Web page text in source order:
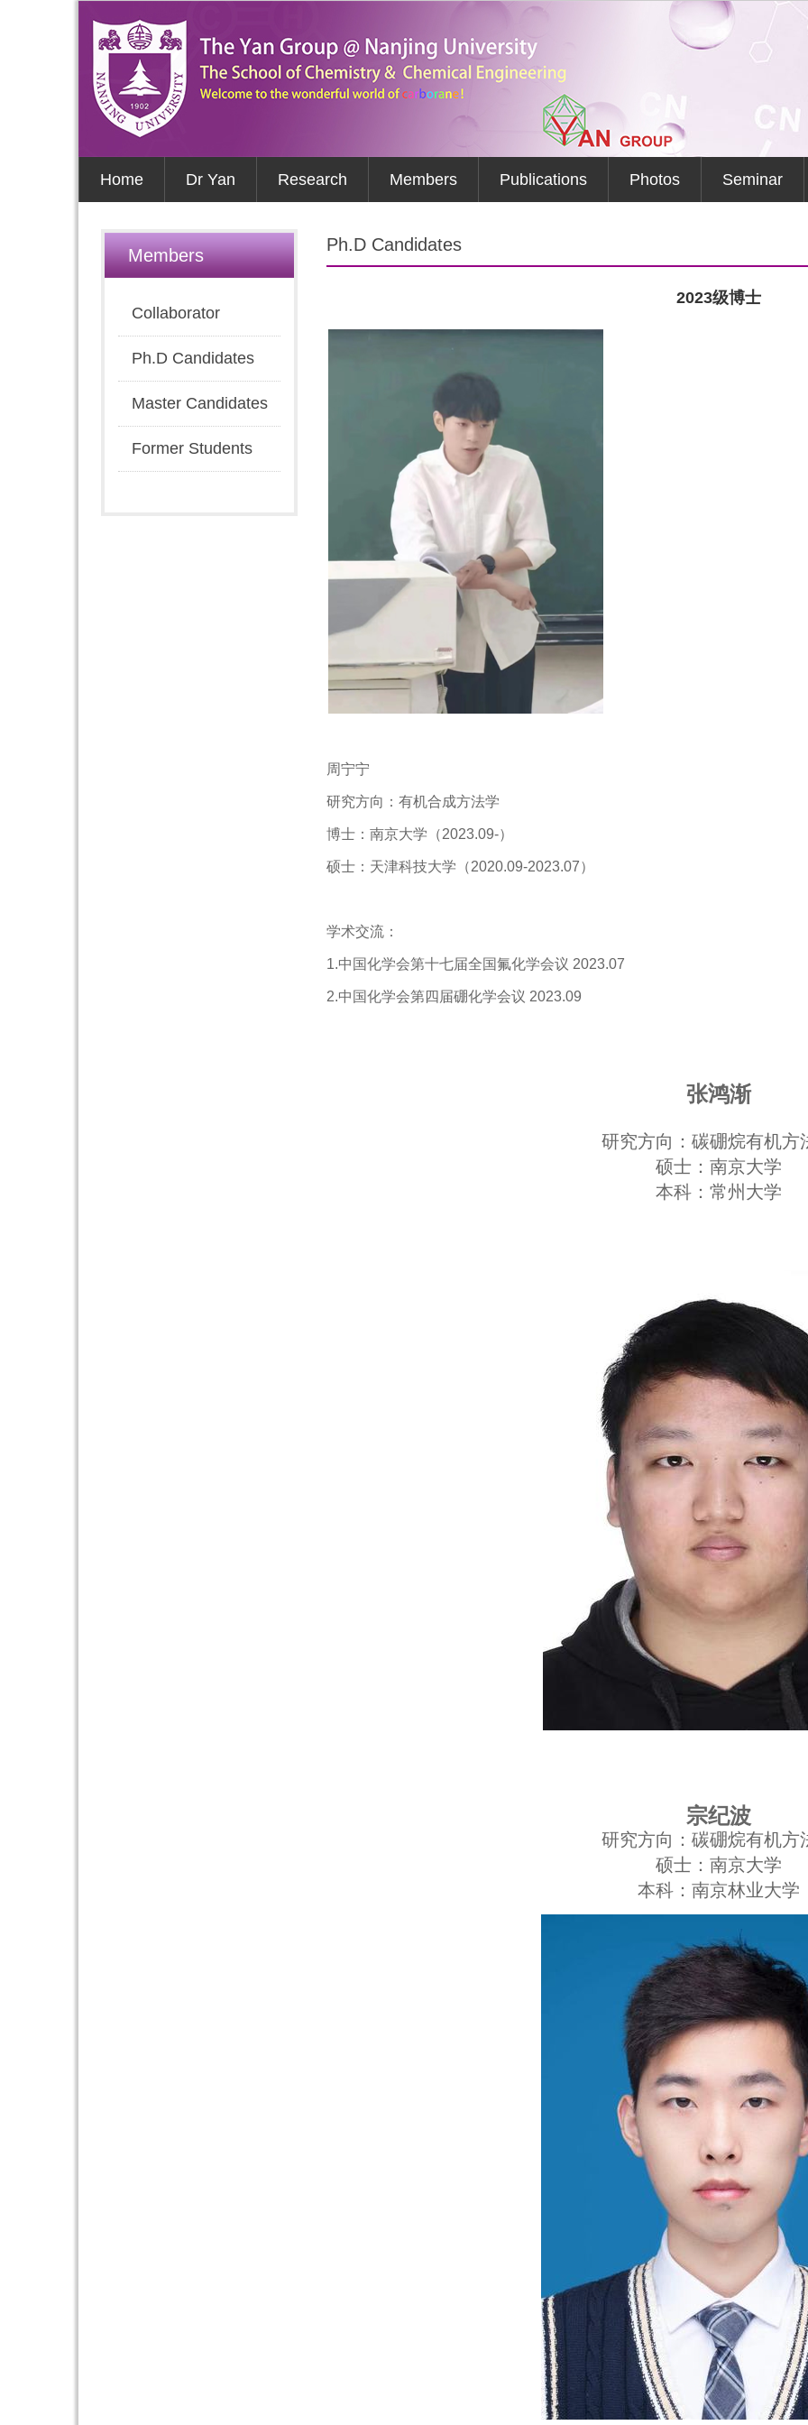
Home Dr Yan Research Members Publications Photos Seminar
Members
Collaborator
Ph.D Candidates
Master Candidates
Former Students
Ph.D Candidates
2023级博士
周宁宁
研究方向：有机合成方法学
博士：南京大学（2023.09-）
硕士：天津科技大学（2020.09-2023.07）
学术交流：
1.中国化学会第十七届全国氟化学会议 2023.07
2.中国化学会第四届硼化学会议 2023.09
张鸿渐
研究方向： 碳硼烷有机方
硕士：南京大学
本科：常州大学
宗纪波
研究方向： 碳硼烷有机方
硕士：南京大学
本科：南京林业大学